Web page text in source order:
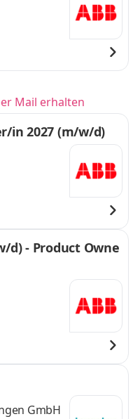
Mail erhalten
in 2027 (m/w/d)
d) - Product Owne
GmbH